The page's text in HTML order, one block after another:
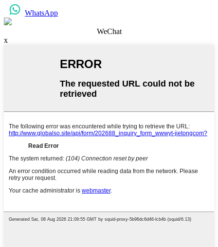
WhatsApp
WeChat
x